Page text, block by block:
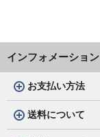
インフォメーション
お支払い方法
送料について